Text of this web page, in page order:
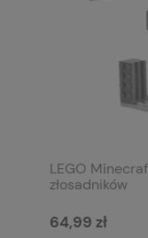
LEGO
złosadników
64,99 zł